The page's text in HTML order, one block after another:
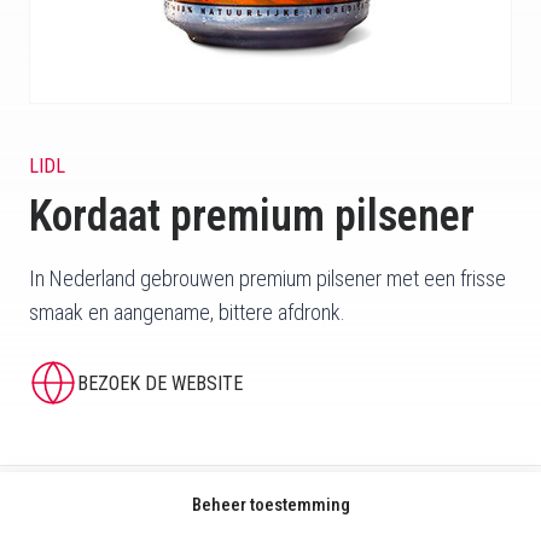
Beheer toestemming
LIDL
Kordaat premium pilsener
In Nederland gebrouwen premium pilsener met een frisse
smaak en aangename, bittere afdronk.
BEZOEK DE WEBSITE